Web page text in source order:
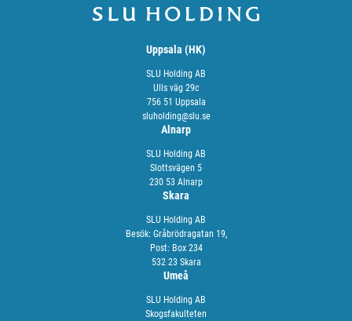
Uppsala (HK)
SLU Holding AB
Ulls väg 29c
756 51 Uppsala
sluholding@slu.se
Alnarp
SLU Holding AB
Slottsvägen 5
230 53 Alnarp
Skara
SLU Holding AB
Besök: Gråbrödragatan 19,
Post: Box 234
532 23 Skara
Umeå
SLU Holding AB
Skogsfakulteten